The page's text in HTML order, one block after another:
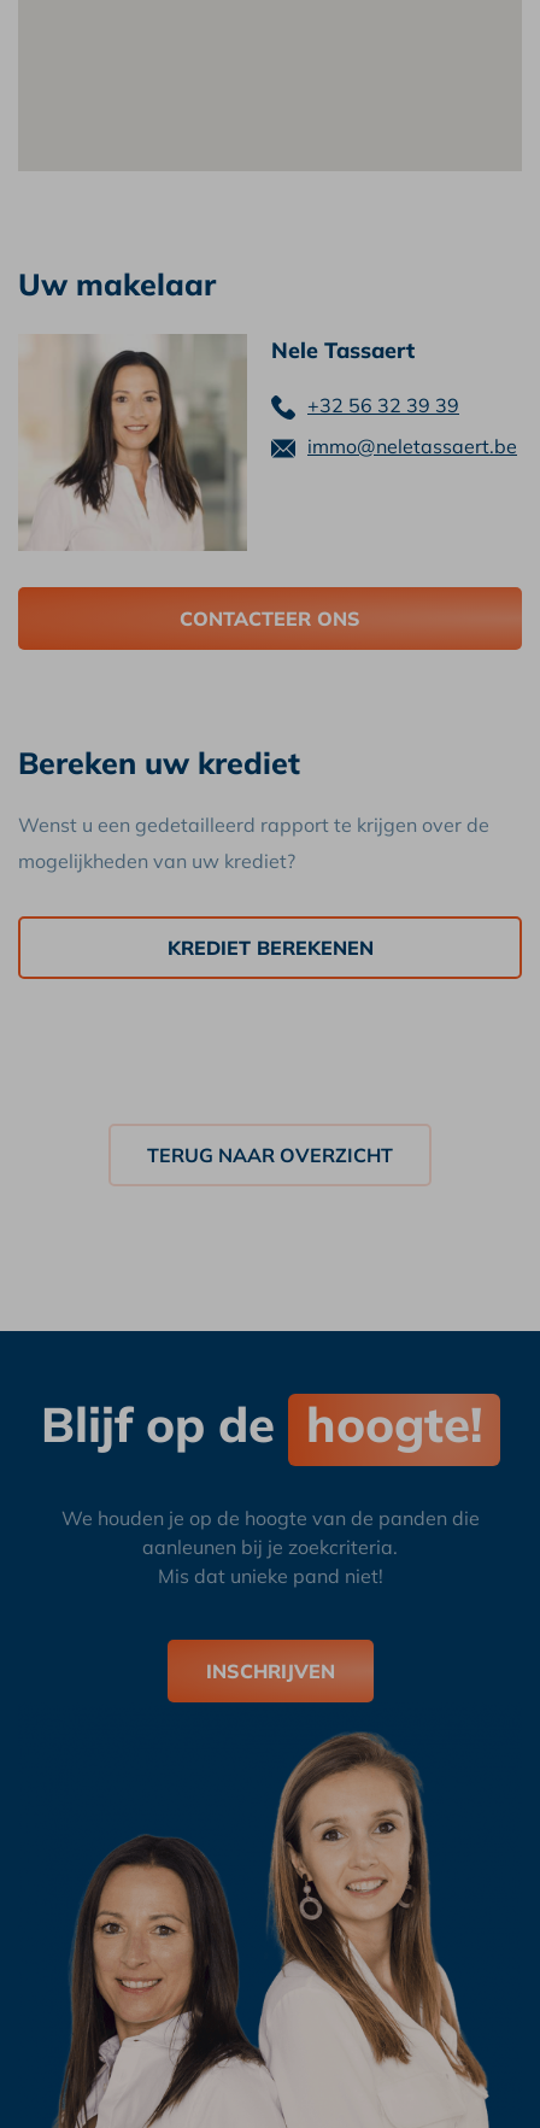
Uw makelaar
Nele Tassaert
+32 56 32 39 39
immo@neletassaert.be
CONTACTEER ONS
Bereken uw krediet
Wenst u een gedetailleerd rapport te krijgen over de
mogelijkheden van uw krediet?
KREDIET BEREKENEN
Blijf op de hoogte!
We houden je op de hoogte van de panden die
aanleunen bij je zoekcriteria.
Mis dat unieke pand niet!
INSCHRIJVEN